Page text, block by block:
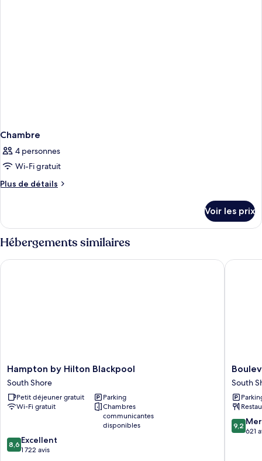
Chambre
4 personnes
Wi-Fi gratuit
Plus de détails
Plus
le
type
de
chambre
Chambre
Voir les prix
Hébergements similaires
Hampton
by
Hilton
Blackpool
South
Hampton by Hilton Blackpool
South Shore
Petit déjeuner gratuit
Parking
Wi-Fi gratuit
Chambres
communicantes
disponibles
8.6
sur
8,6 Excellent
1 722 avis
Hampton by Hilton Blackpool
Hotel
South
Shore
South
9.2
sur
9,2
621